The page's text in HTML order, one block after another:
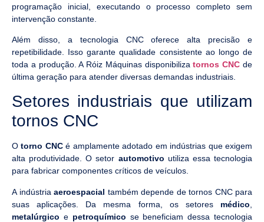
programação inicial, executando o processo completo sem
intervenção constante.
Além disso, a tecnologia CNC oferece alta precisão e
repetibilidade. Isso garante qualidade consistente ao longo de
toda a produção. A Róiz Máquinas disponibilizatornos CNC de
última geração para atender diversas demandas industriais.
Setores industriais que utilizam
tornos CNC
Otorno CNCé amplamente adotado em indústrias que exigem
alta produtividade. O setor automotivo utiliza essa tecnologia
para fabricar componentes críticos de veículos.
A indústria aeroespacial também depende de tornos CNC para
suas aplicações. Da mesma forma, os setores médico
metalúrgico e petroquímico se beneficiam dessa tecnologia